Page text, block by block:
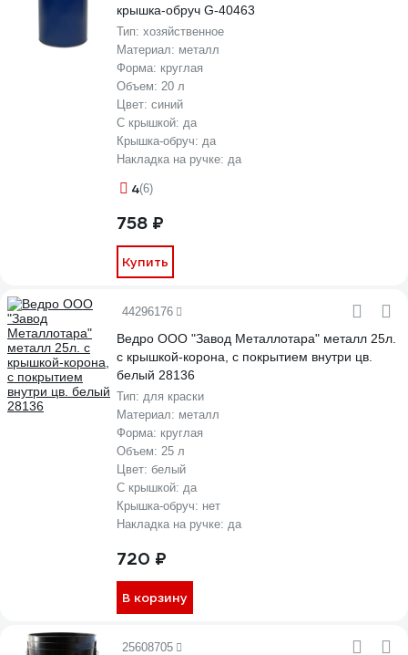
крышка-обруч G-40463
Тип: хозяйственное
Материал: металл
Форма: круглая
Объем: 20 л
Цвет: синий
С крышкой: да
Крышка-обруч: да
Накладка на ручке: да
4(6)
758 ₽
Купить
44296176
Ведро ООО "Завод Металлотара" металл 25л.
с крышкой-корона, с покрытием внутри цв.
белый 28136
Тип: для краски
Материал: металл
Форма: круглая
Объем: 25 л
Цвет: белый
С крышкой: да
Крышка-обруч: нет
Накладка на ручке: да
720 ₽
В корзину
25608705